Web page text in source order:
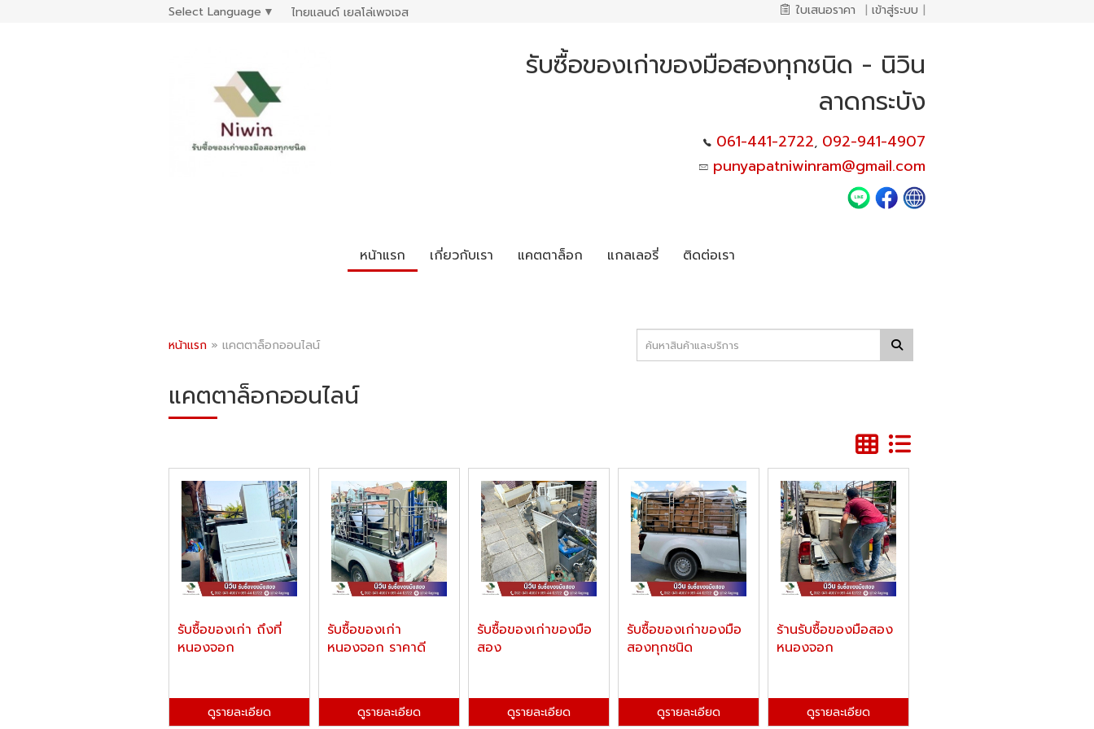
Select Language ▼ ไทยแลนด์ เยลโล่เพจเจส ใบเสนอราคา | เข้าสู่ระบบ |
รับซื้อของเก่าของมือสองทุกชนิด - นิวิน
ลาดกระบัง
061-441-2722, 092-941-4907
punyapatniwinram@gmail.com
หน้าแรก เกี่ยวกับเรา แคตตาล็อก แกลเลอรี่ ติดต่อเรา
หน้าแรก » แคตตาล็อกออนไลน์
แคตตาล็อกออนไลน์
รับซื้อของเก่า ถึงที่
หนองจอก
ดูรายละเอียด
รับซื้อของเก่า
หนองจอก ราคาดี
ดูรายละเอียด
รับซื้อของเก่าของมือ
สอง
ดูรายละเอียด
รับซื้อของเก่าของมือ
สองทุกชนิด
ดูรายละเอียด
ร้านรับซื้อของมือสอง
หนองจอก
ดูรายละเอียด